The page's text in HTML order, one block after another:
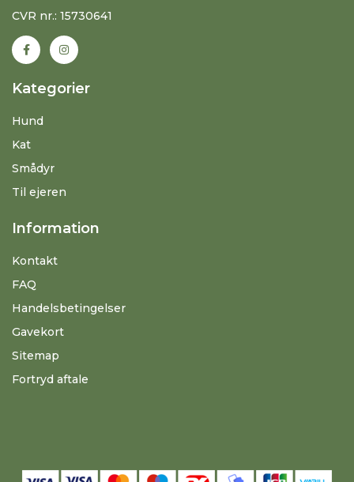
CVR nr.: 15730641
Kategorier
Hund
Kat
Smådyr
Til ejeren
Information
Kontakt
FAQ
Handelsbetingelser
Gavekort
Sitemap
Fortryd aftale